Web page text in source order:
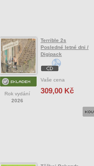
Rok vydání
2026
Terrible 2s
Posledné letné dni /
Digipack
Vaše cena
309,00 Kč